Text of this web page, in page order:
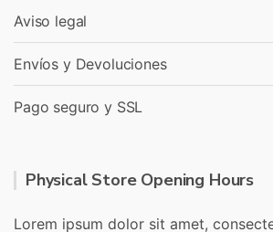
Aviso legal
Envíos y Devoluciones
Pago seguro y SSL
Physical Store Opening Hours
Lorem ipsum dolor sit amet,